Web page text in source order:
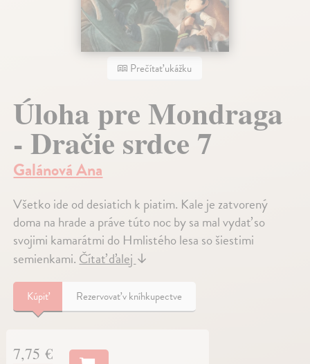
Prečítať ukážku
Úloha pre Mondraga
- Dračie srdce 7
Galánová Ana
Všetko ide od desiatich k piatim. Kale je zatvorený
doma na hrade a práve túto noc by sa mal vydať so
svojimi kamarátmi do Hmlistého lesa so šiestimi
semienkami.Čítať ďalej↓
Kúpiť Rezervovať v kníhkupectve
7,75 €